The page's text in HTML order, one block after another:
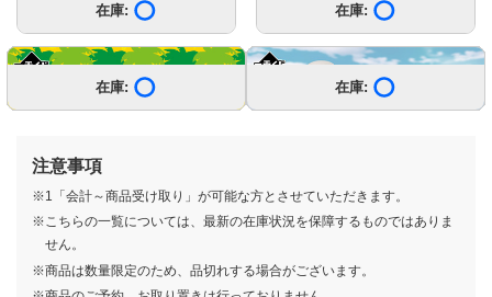
在庫: 在庫:
在庫: 在庫:
在庫: 在庫:
在庫: 在庫:
在庫: 在庫:
在庫: 在庫:
在庫: 在庫:
在庫: 在庫:
在庫: 在庫:
在庫: 在庫:
在庫: 在庫:
在庫: 在庫:
在庫: 在庫:
在庫: 在庫:
在庫: 在庫:
注意事項
※1「会計～商品受け取り」が可能な方とさせていただきます。
※こちらの一覧については、最新の在庫状況を保障するものではありま
せん。
※商品は数量限定のため、品切れする場合がございます。